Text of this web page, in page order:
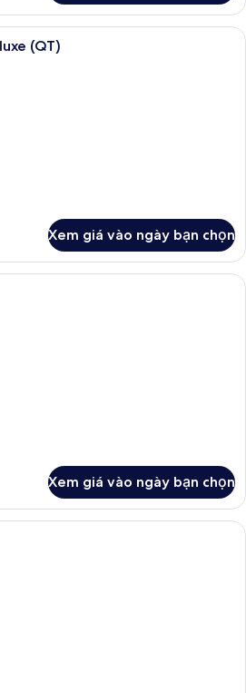
Phòng 2 giường đơn Deluxe (QT) |
(QT)
Xem giá vào ngày bạn chọn
Junior Suite | Bộ đồ giường cao
Xem giá vào ngày bạn chọn
Corner Suite | Bộ đồ giường cao